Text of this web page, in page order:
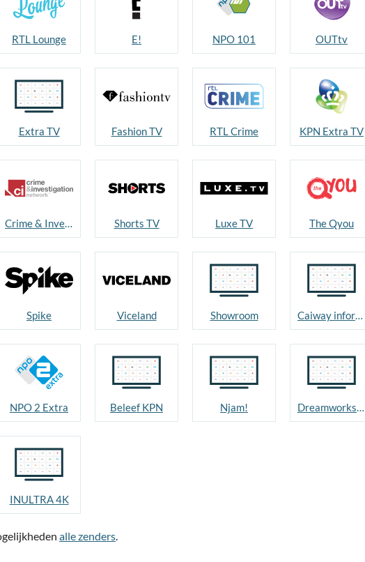
RTL Lounge E! NPO 101 OUTtv
Extra TV Fashion TV RTL Crime KPN Extra TV
Crime & Investigation Shorts TV Luxe TV The Qyou
Spike Viceland Showroom Caiway informatie
NPO 2 Extra Beleef KPN Njam! Dreamworks Channel
INULTRA 4K
alle zenders.